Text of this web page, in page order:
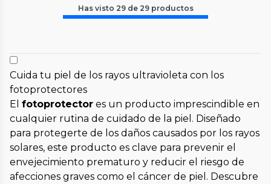
Has visto 29de 29 productos
Cuida tu piel de los rayos ultravioleta con los
fotoprotectores
El fotoprotector es un producto imprescindible en
cualquier rutina de cuidado de la piel. Diseñado
para protegerte de los daños causados por los rayos
solares, este producto es clave para prevenir el
envejecimiento prematuro y reducir el riesgo de
afecciones graves como el cáncer de piel. Descubre